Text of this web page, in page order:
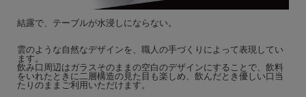
結露で、テーブルが水浸しにならない。
雲のような自然なデザインを、職人の手づくりによって表現してい
ます。
飲み口周辺はガラスそのままの空白のデザインにすることで、飲料
をいれたときに二層構造の見た目も楽しめ、飲んだとき優しい口当
たりのままご利用いただけます。